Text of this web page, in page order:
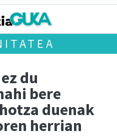
du
bere
duenak
herrian